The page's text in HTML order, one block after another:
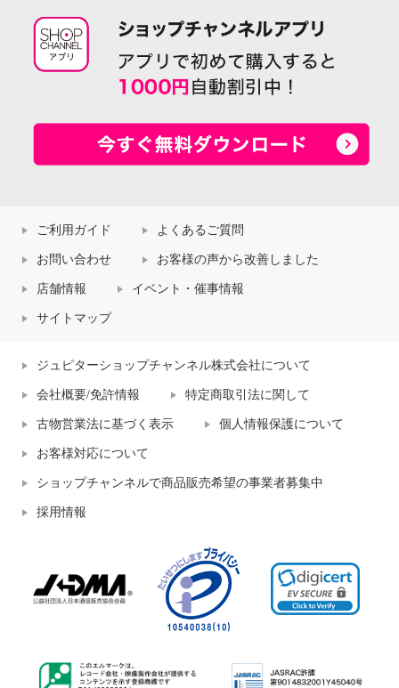
ご利用ガイド よくあるご質問
お問い合わせ お客様の声から改善しました
店舗情報 イベント・催事情報
サイトマップ
ジュピターショップチャンネル株式会社について
会社概要/免許情報 特定商取引法に関して
古物営業法に基づく表示 個人情報保護について
お客様対応について
ショップチャンネルで商品販売希望の事業者募集中
採用情報